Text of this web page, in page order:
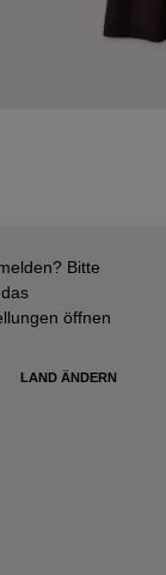
Bitte
öffnen
LAND ÄNDERN